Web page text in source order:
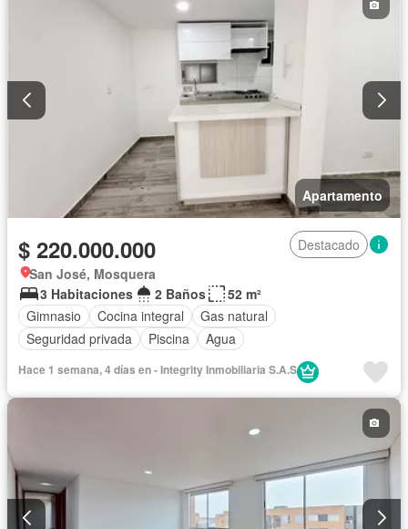
Apartamento
$ 220.000.000
Destacado
San José, Mosquera
3 Habitaciones
2 Baños
52 m²
Gimnasio
Cocina integral
Gas natural
Seguridad privada
Piscina Agua
Hace 1 semana, 4 días en - Integrity Inmobiliaria S.A.S